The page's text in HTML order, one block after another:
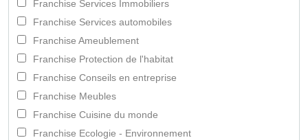
Franchise Services Immobiliers
Franchise Services automobiles
Franchise Ameublement
Franchise Protection de l'habitat
Franchise Conseils en entreprise
Franchise Meubles
Franchise Cuisine du monde
Franchise Ecologie - Environnement